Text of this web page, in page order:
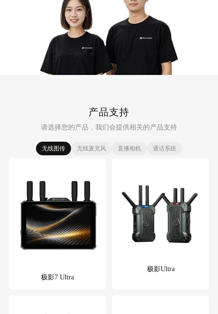
产品支持
请选择您的产品，我们会提供相关的产品支持
无线图传 无线麦克风 直播相机 通话系统
极影7 Ultra
极影Ultra